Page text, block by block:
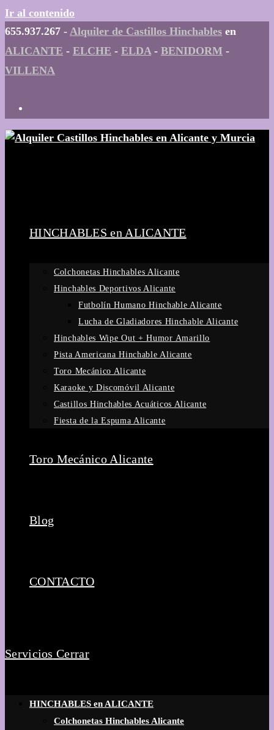
Ir al contenido
655.937.267 - Alquiler de Castillos Hinchables en
ALICANTE - ELCHE - ELDA- BENIDORM -
VILLENA
HINCHABLES en ALICANTE
Colchonetas Hinchables Alicante
Hinchables Deportivos Alicante
Futbolín Humano Hinchable Alicante
Lucha de Gladiadores Hinchable Alicante
Hinchables Wipe Out + Humor Amarillo
Pista Americana Hinchable Alicante
Toro Mecánico Alicante
Karaoke y Discomóvil Alicante
Castillos Hinchables Acuáticos Alicante
Fiesta de la Espuma Alicante
Toro Mecánico Alicante
Blog
CONTACTO
Servicios Cerrar
HINCHABLES en ALICANTE
Colchonetas Hinchables Alicante